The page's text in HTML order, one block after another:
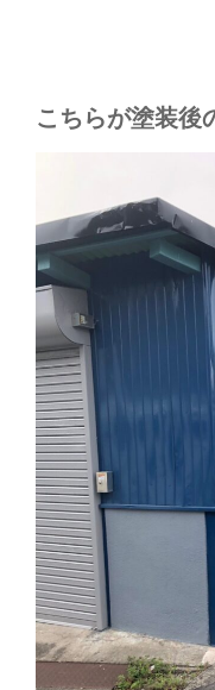
こちらが塗装後